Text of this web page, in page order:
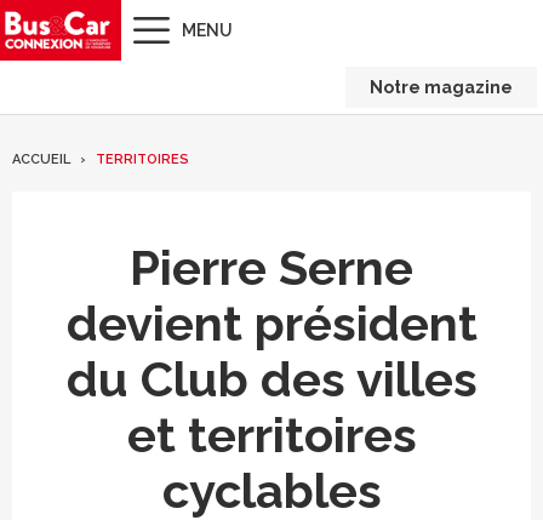
MENU
Notre magazine
ACCUEIL TERRITOIRES
Pierre Serne
devient président
du Club des villes
et territoires
cyclables